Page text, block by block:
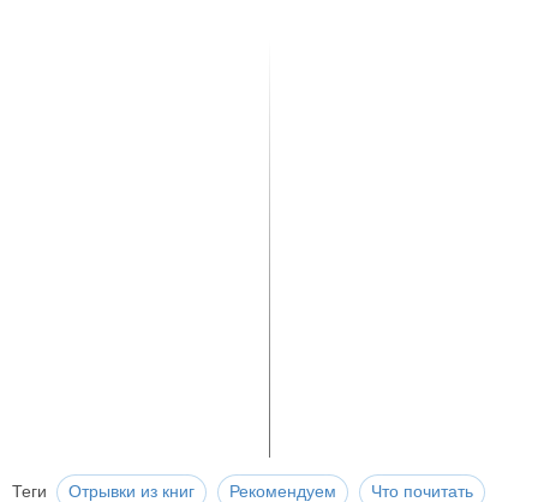
Теги Отрывки из книг Рекомендуем Что почитать